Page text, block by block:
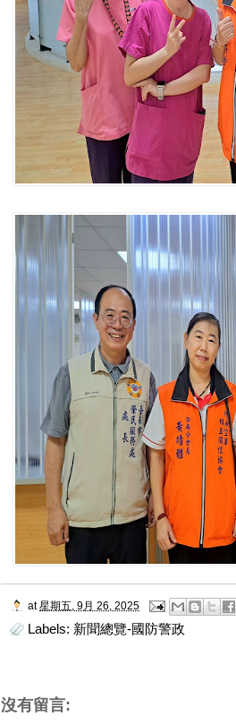
at 星期五, 9月 26, 2025
Labels: 新聞總覽-國防警政
沒有留言: